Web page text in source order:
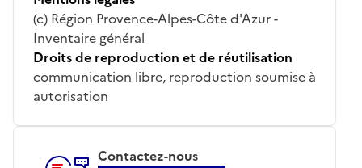
(c) Région Provence-Alpes-Côte d'Azur -
Inventaire général
Droits de reproduction et de réutilisation
communication libre, reproduction soumise à
autorisation
Contactez-nous